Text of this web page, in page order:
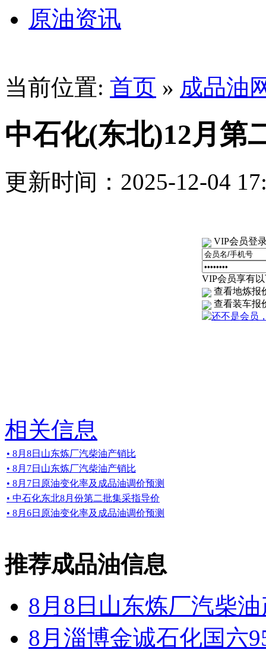
原油资讯
当前位置: 首页 » 成品油
中石化(东北)12月第
更新时间：2025-12-04
VIP会员登
VIP会员享有
查看地炼报
查看装车报
相关信息
• 8月8日山东炼厂汽柴油产销比
• 8月7日山东炼厂汽柴油产销比
• 8月7日原油变化率及成品油调价预测
• 中石化东北8月份第二批集采指导价
• 8月6日原油变化率及成品油调价预测
推荐成品油信息
8月8日山东炼厂汽柴
8月淄博金诚石化国六